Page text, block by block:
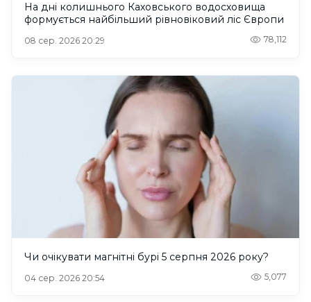
На дні колишнього Каховського водосховища
формується найбільший рівновіковий ліс Європи
08 сер. 2026 20:29 78,112
Чи очікувати магнітні бурі 5 серпня 2026 року?
04 сер. 2026 20:54 5,077